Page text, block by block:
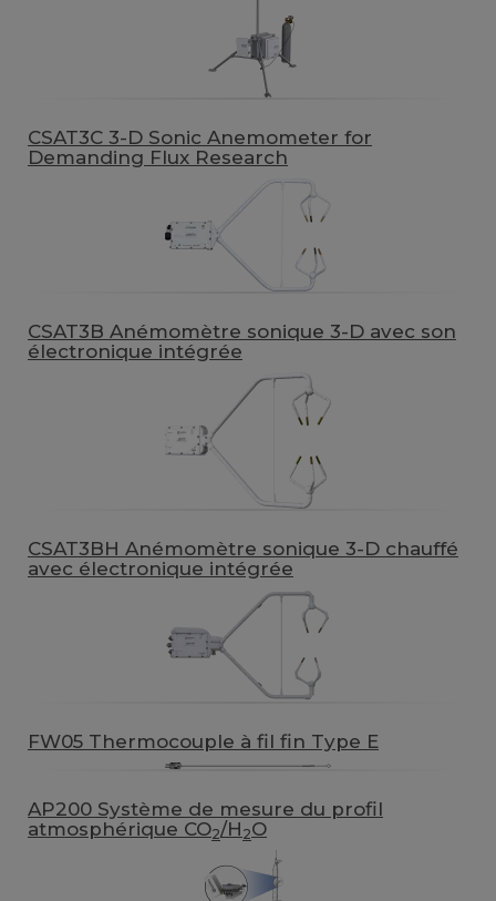
CSAT3C 3-D Sonic Anemometer for
Demanding Flux Research
CSAT3B Anémomètre sonique 3-D avec son
électronique intégrée
CSAT3BH Anémomètre sonique 3-D chauffé
avec électronique intégrée
FW05 Thermocouple à fil fin Type E
AP200 Système de mesure du profil
atmosphérique CO2/H 2O